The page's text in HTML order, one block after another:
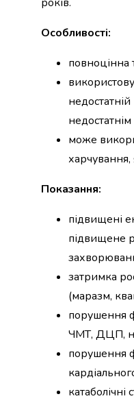
алкоголю
Бакалія
Олія
вироби
сніданки
швидкого
Спеції
та
Все
для
випічки
Борошно
Приправа
перець
Кухонна
сіль
Особливості:
повноцінна
може
харчування,
Показання:
підвищені
підвищене
затримка
(маразм,
порушення
ЧМТ, ДЦП,
порушення